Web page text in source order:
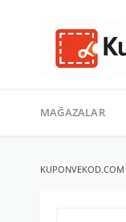
geç
MAĞAZALAR
KUPONVEKOD.COM